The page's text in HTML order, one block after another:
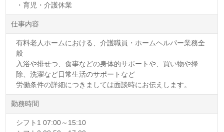
・育児・介護休業
仕事内容
有料老人ホームにおける、介護職員・ホームヘルパー業務全
般
入浴や排せつ、食事などの身体的サポートや、買い物や掃
除、洗濯など日常生活のサポートなど
労働条件の詳細につきましては面談時にお伝えします。
勤務時間
シフト1 07:00～15:10